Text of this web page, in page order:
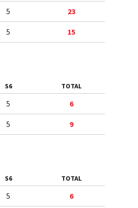
5 23
5 15
S6 TOTAL
5 6
5 9
S6 TOTAL
5 6